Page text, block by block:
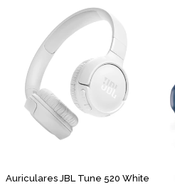
Auriculares JBL Tune 520 White